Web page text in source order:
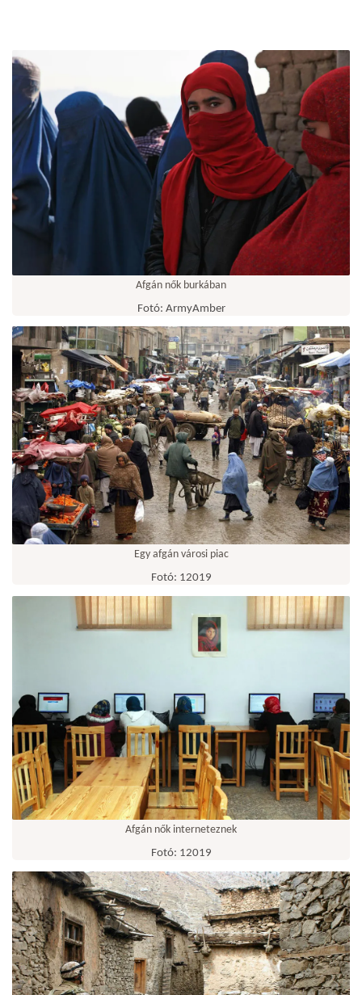
Afgán nők burkában
Fotó: ArmyAmber
Egy afgán városi piac
Fotó: 12019
Afgán nők interneteznek
Fotó: 12019